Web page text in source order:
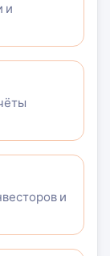
и
и